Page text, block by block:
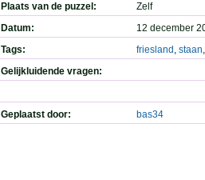
Plaats van de puzzel:
Zelf
Datum:
12 december
Tags:
friesland , staan
Gelijkluidende vragen:
Geplaatst door: bas34